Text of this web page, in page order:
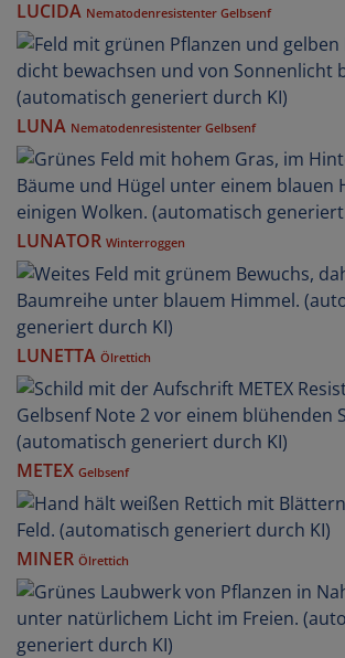
LUCIDA Nematodenresistenter Gelbsenf
LUNA Nematodenresistenter Gelbsenf
LUNATOR Winterroggen
LUNETTA Ölrettich
METEX Gelbsenf
MINER Ölrettich